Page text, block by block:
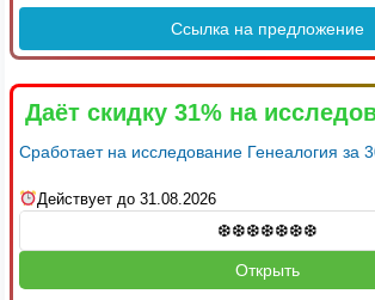
Ссылка на предложение
Даёт скидку 31% на
Сработает на исследование Генеалогия за
Действует до 31.08.2026
Открыть